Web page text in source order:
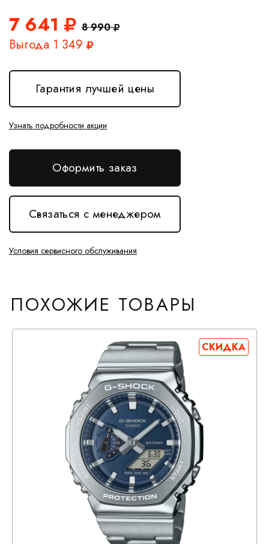
7 641 8 990
Выгода 1 349
Гарантия лучшей цены
Узнать подробности акции
Оформить заказ
Связаться с менеджером
Условия сервисного обслуживания
ПОХОЖИЕ ТОВАРЫ
СКИДКА